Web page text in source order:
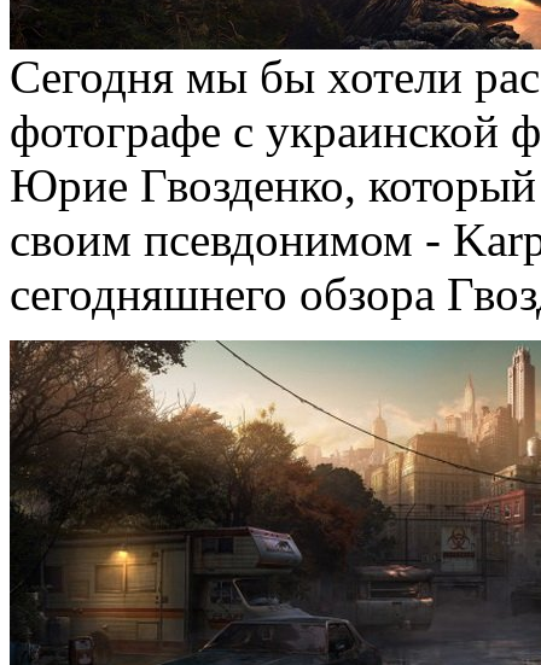
Сегодня мы бы хотели
фотографе с украинской
Юрие Гвозденко,
своим псевдонимом -
сегодняшнего обзора